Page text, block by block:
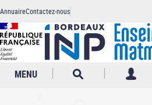
Aller
au
contenu
principal
Header
AnnuaireContactez-nous
MENU
Panneau de gestion des cookies